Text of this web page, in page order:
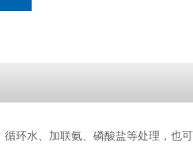
环水、加联氨、磷酸盐等处理，也可